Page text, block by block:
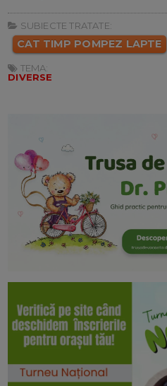
SUBIECTE TRATATE:
CAT TIMP POMPEZ LAPTE
TEMA:
DIVERSE